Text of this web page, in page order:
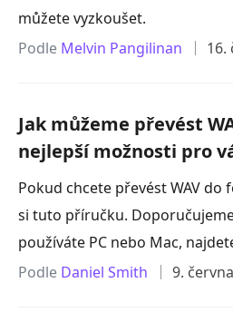
můžete vyzkoušet.
Podle Melvin Pangilinan 16.
Jak můžeme převést
nejlepší možnosti pro
Pokud chcete převést WAV
si tuto příručku.
používáte PC nebo Mac,
Podle Daniel Smith 9.